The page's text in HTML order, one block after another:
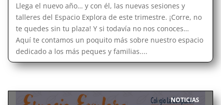
Llega el nuevo año… y con él, las nuevas sesiones y
talleres del Espacio Explora de este trimestre. ¡Corre, no
te quedes sin tu plaza! Y si todavía no nos conoces…
Aquí te contamos un poquito más sobre nuestro espacio
dedicado a los más peques y familias....
| NOTICIAS